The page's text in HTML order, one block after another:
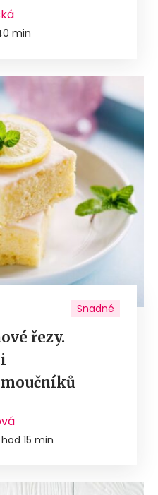
min
Snadné
řezy.
15 min